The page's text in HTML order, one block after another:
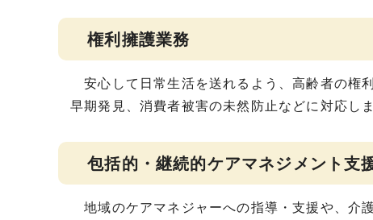
権利擁護業務
安心して日常生活を送れるよう、高齢者の権
早期発見、消費者被害の未然防止などに対応しま
包括的・継続的ケアマネジメント支
地域のケアマネジャーへの指導・支援や、介